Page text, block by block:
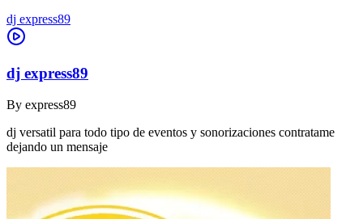
dj express89
dj express89
By express89
dj versatil para todo tipo de eventos y sonorizaciones contratame
dejando un mensaje